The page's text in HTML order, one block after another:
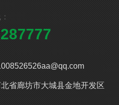
省廊坊市大城县金地开发区